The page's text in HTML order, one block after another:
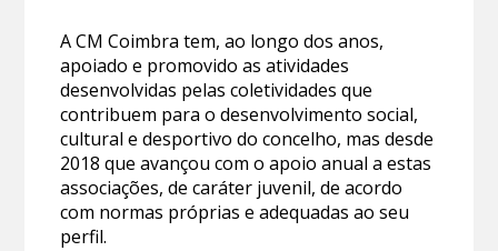
A CM Coimbra tem, ao longo dos anos,
apoiado e promovido as atividades
desenvolvidas pelas coletividades que
contribuem para o desenvolvimento social,
cultural e desportivo do concelho, mas desde
2018 que avançou com o apoio anual a estas
associações, de caráter juvenil, de acordo
com normas próprias e adequadas ao seu
perfil.